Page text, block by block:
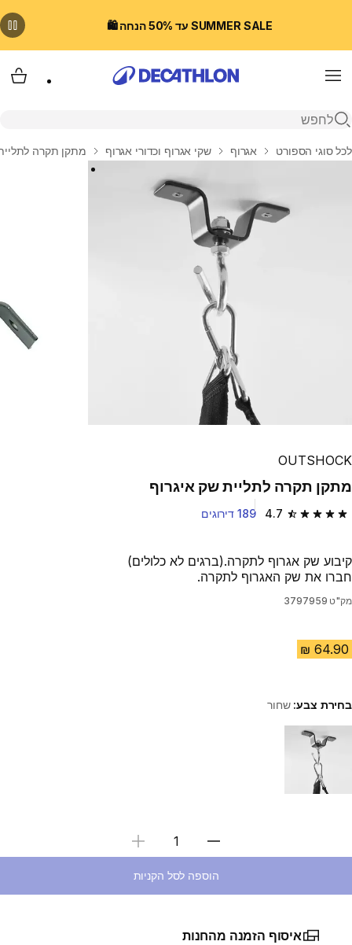
SUMMER SALE עד 50% הנחה 🛍️
Menu
פתיחת חיפוש
בית
לכל סוגי הספורט אגרוף שקי אגרוף וכדורי אגרוף מתקן תקרה
OUTSHOCK
מתקן תקרה לתליית שק איגרוף
4.7 4.7 out of 5 stars from 189 reviews 189 דירוגים
קיבוע שק אגרוף לתקרה.(ברגים לא כלולים)
חברו את שק האגרוף לתקרה.
מק"ט 3797959
בחירת צבע:שחור
Choose a variant
בחירת כמות
הוספה לסל הקניות
איסוף הזמנה מהחנות